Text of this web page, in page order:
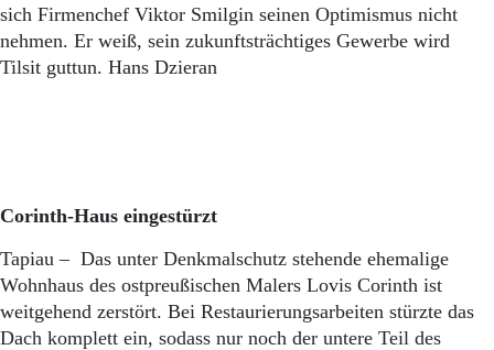
sich Firmenchef Viktor Smilgin seinen Optimismus nicht
nehmen. Er weiß, sein zukunftsträchtiges Gewerbe wird
Tilsit guttun. Hans Dzieran
Corinth-Haus eingestürzt
Tapiau – Das unter Denkmalschutz stehende ehemalige
Wohnhaus des ostpreußischen Malers Lovis Corinth ist
weitgehend zerstört. Bei Restaurierungsarbeiten stürzte das
Dach komplett ein, sodass nur noch der untere Teil des